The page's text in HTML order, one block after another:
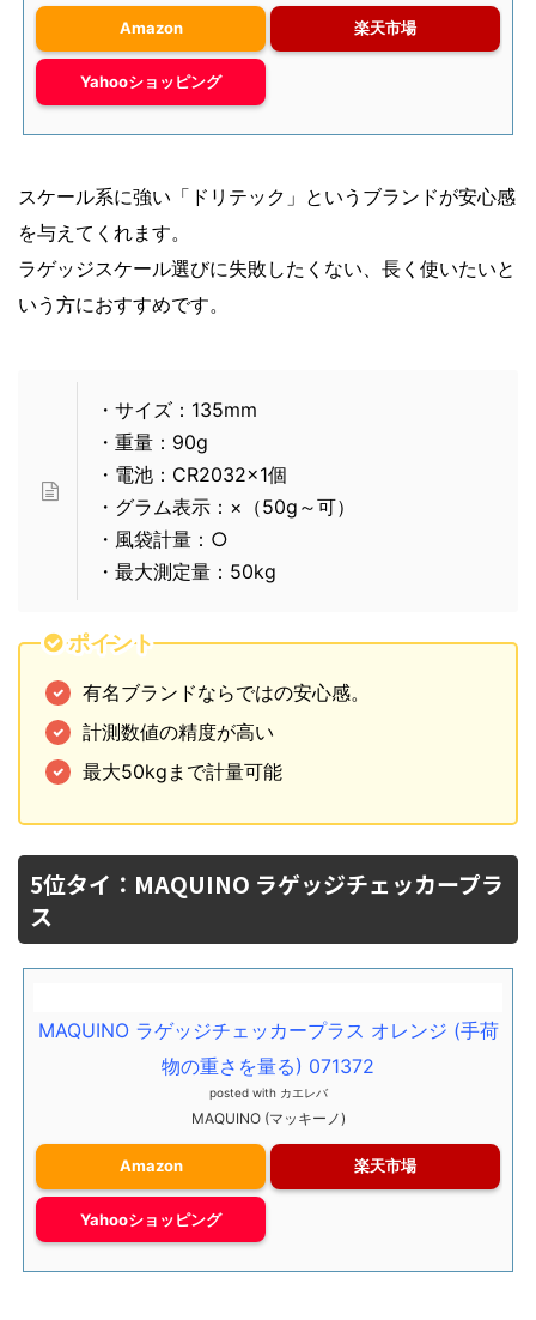
Amazon 楽天市場
Yahooショッピング
スケール系に強い「ドリテック」というブランドが安心感
を与えてくれます。
ラゲッジスケール選びに失敗したくない、長く使いたいと
いう方におすすめです。
・サイズ：135mm
・重量：90g
・電池：CR2032×1個
・グラム表示：×（50g～可）
・風袋計量：○
・最大測定量：50kg
ポイント
有名ブランドならではの安心感。
計測数値の精度が高い
最大50kgまで計量可能
5位タイ：MAQUINO ラゲッジチェッカープラ
ス
MAQUINO ラゲッジチェッカープラス オレンジ (手荷
物の重さを量る) 071372
posted with カエレバ
MAQUINO (マッキーノ)
Amazon 楽天市場
Yahooショッピング